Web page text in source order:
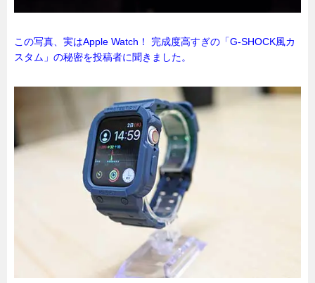
この写真、実はApple Watch！ 完成度高すぎの「G-SHOCK風カ
スタム」の秘密を投稿者に聞きました。